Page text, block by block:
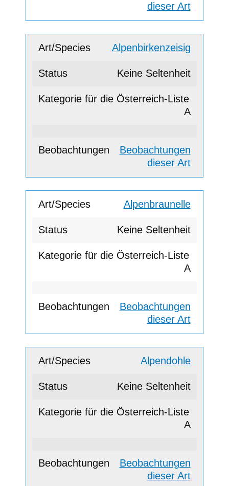
dieser Art
Alpenbirkenzeisig
Keine Seltenheit
A
Beobachtungen
dieser Art
Alpenbraunelle
Keine Seltenheit
A
Beobachtungen
dieser Art
Alpendohle
Keine Seltenheit
A
Beobachtungen
dieser Art